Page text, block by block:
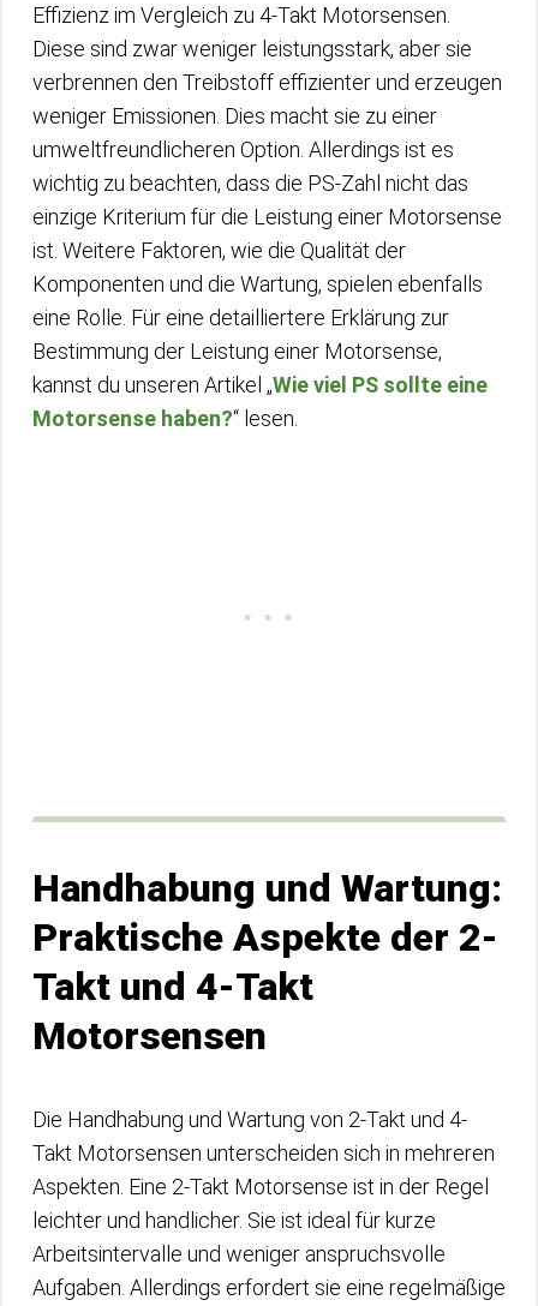
Effizienz im Vergleich zu 4-Takt Motorsensen.
Diese sind zwar weniger leistungsstark, aber sie
verbrennen den Treibstoff effizienter und erzeugen
weniger Emissionen. Dies macht sie zu einer
umweltfreundlicheren Option. Allerdings ist es
wichtig zu beachten, dass die PS-Zahl nicht das
einzige Kriterium für die Leistung einer Motorsense
ist. Weitere Faktoren, wie die Qualität der
Komponenten und die Wartung, spielen ebenfalls
eine Rolle. Für eine detailliertere Erklärung zur
Bestimmung der Leistung einer Motorsense,
kannst du unseren Artikel „Wie viel PS sollte eine
Motorsense haben?“ lesen.
Handhabung und Wartung:
Praktische Aspekte der 2-
Takt und 4-Takt
Motorsensen
Die Handhabung und Wartung von 2-Takt und 4-
Takt Motorsensen unterscheiden sich in mehreren
Aspekten. Eine 2-Takt Motorsense ist in der Regel
leichter und handlicher. Sie ist ideal für kurze
Arbeitsintervalle und weniger anspruchsvolle
Aufgaben. Allerdings erfordert sie eine regelmäßige